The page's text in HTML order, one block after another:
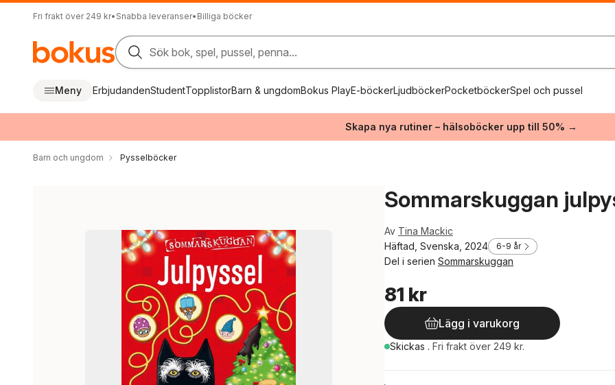
Fri frakt över 249 kr• Snabba leveranser• Billiga böcker
Sök bok, spel, pussel, penna...
Meny ErbjudandenStudentTopplistorBarn & ungdomBokus PlayE-böckerLjudböckerPocketböckerSpel och pussel
Skapa nya rutiner – hälsoböcker upp till 50% →
Barn och ungdom Pysselböcker
Sommarskuggan
Av Tina Mackic
Häftad, Svenska, 2024
6-9 år
Del i serien Sommarskuggan
81 kr
Lägg i varukorg
Skickas . Fri frakt över 249 kr.